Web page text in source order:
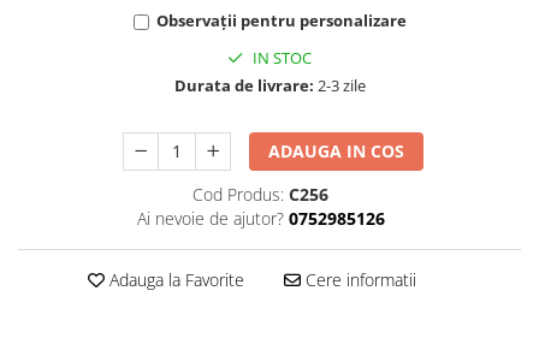
Observații pentru personalizare
IN STOC
Durata de livrare: 2-3 zile
ADAUGA IN COS
Cod Produs: C256
Ai nevoie de ajutor? 0752985126
Adauga la Favorite Cere informatii